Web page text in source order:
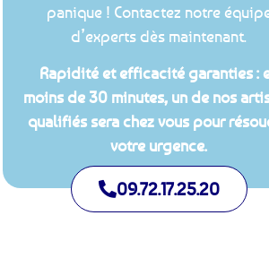
panique ! Contactez notre
d’experts dès maintenant.
Rapidité et efficacité garanties :
moins de 30 minutes, un de nos
qualifiés sera chez vous pour
votre urgence.
09.72.17.25.20